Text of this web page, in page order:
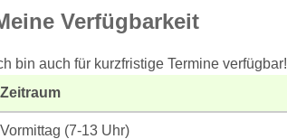
Verfügbarkeit
bin auch für kurzfristige Termine verfügbar!
Zeitraum
Vormittag (7-13 Uhr)